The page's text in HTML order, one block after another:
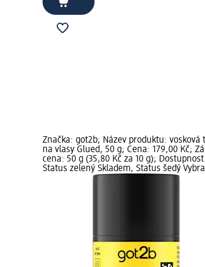
Značka: got2b; Název produktu: vosková
na vlasy Glued, 50 g; Cena: 179,00 Kč;
cena: 50 g (35,80 Kč za 10 g); Dostupnost:
Status zelený Skladem, Status šedý